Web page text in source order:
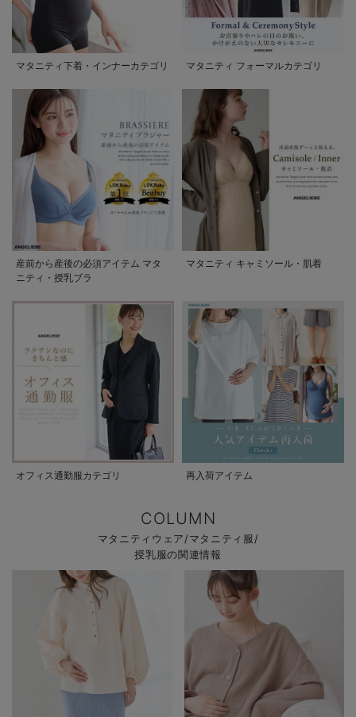
マタニティ下着・インナーカテゴリ マタニティ フォーマルカテゴリ
産前から産後の必須アイテム マタ
ニティ・授乳ブラ
マタニティ キャミソール・肌着
オフィス通勤服カテゴリ 再入荷アイテム
COLUMN
マタニティウェア/マタニティ服/
授乳服の関連情報